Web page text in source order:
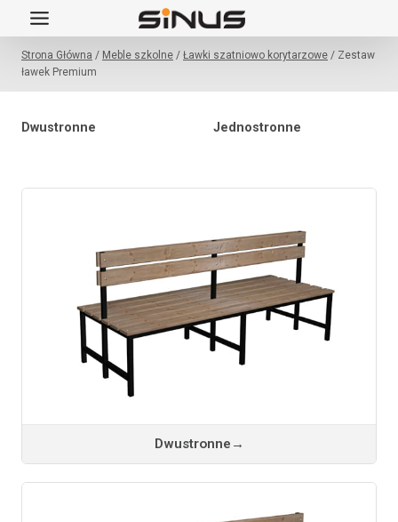
Przejdź
do
treściStrona Główna / Meble szkolne / Ławki szatniowo korytarzowe / Zestaw
ławek Premium
Dwustronne Jednostronne
Dwustronne →